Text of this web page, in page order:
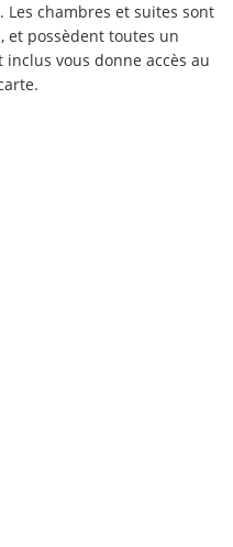
Les chambres et suites sont
et possèdent toutes un
vous donne accès au